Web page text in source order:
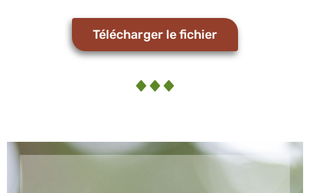
Télécharger le fichier